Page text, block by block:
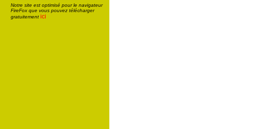
Notre site est optimisé pour le navigateur
FireFox que vous pouvez télécharger
gratuitement ici